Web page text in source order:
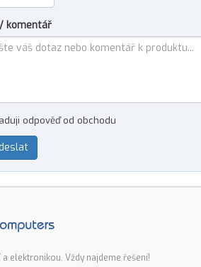
komentář
odpověď od obchodu
a elektronikou. Vždy najdeme řešení!